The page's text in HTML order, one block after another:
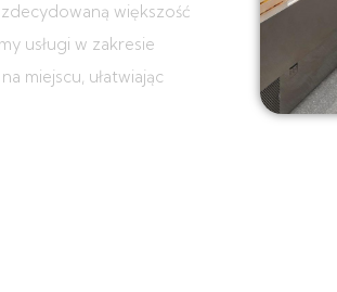
większość
usługi w zakresie
miejscu, ułatwiając